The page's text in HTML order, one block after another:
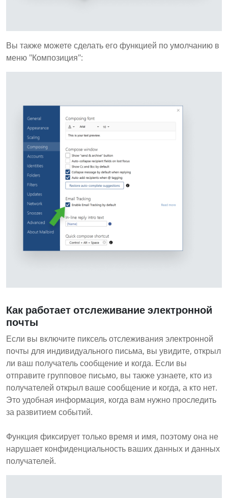
Вы также можете сделать его функцией по умолчанию в
меню "Композиция":
Как работает отслеживание электронной
почты
Если вы включите пиксель отслеживания электронной
почты для индивидуального письма, вы увидите, открыл
ли ваш получатель сообщение и когда. Если вы
отправите групповое письмо, вы также узнаете, кто из
получателей открыл ваше сообщение и когда, а кто нет.
Это удобная информация, когда вам нужно проследить
за развитием событий.
Функция фиксирует только время и имя, поэтому она не
нарушает конфиденциальность ваших данных и данных
получателей.